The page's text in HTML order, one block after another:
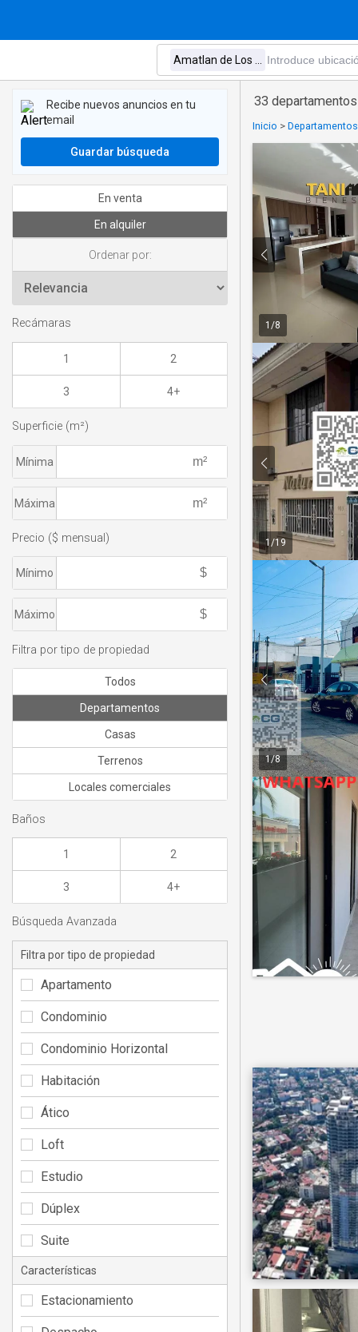
33
Inicio >
1 /8
1 /19
1/8
Recibe nuevos anuncios en tu
email
Guardar búsqueda
En venta
En alquiler
Ordenar por:
Recámaras
1 2
3 4+
Superficie (m²)
Mínima
Máxima
Precio ($ mensual)
Mínimo
Máximo
Filtra por tipo de propiedad
Todos
Departamentos
Casas
Terrenos
Locales comerciales
Baños
1 2
3 4+
Búsqueda Avanzada
Filtra por tipo de propiedad
Apartamento
Condominio
Condominio Horizontal
Habitación
Ático
Loft
Estudio
Dúplex
Suite
Características
Estacionamiento